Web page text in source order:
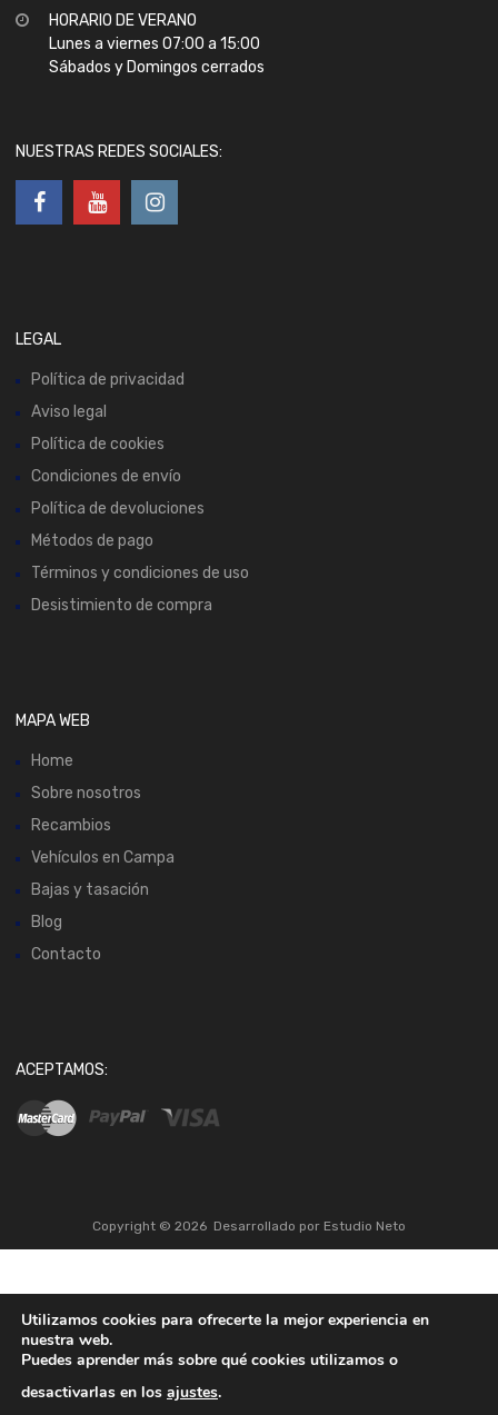
HORARIO DE VERANO
Lunes a viernes 07:00 a 15:00
Sábados y Domingos cerrados
NUESTRAS REDES SOCIALES:
LEGAL
Política de privacidad
Aviso legal
Política de cookies
Condiciones de envío
Política de devoluciones
Métodos de pago
Términos y condiciones de uso
Desistimiento de compra
MAPA WEB
Home
Sobre nosotros
Recambios
Vehículos en Campa
Bajas y tasación
Blog
Contacto
ACEPTAMOS:
Copyright © 2026 Desarrollado por Estudio Neto
Utilizamos cookies para ofrecerte la mejor experiencia en
nuestra web.
Puedes aprender más sobre qué cookies utilizamos o
desactivarlas en los ajustes.